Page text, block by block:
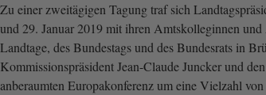
Zu einer zweitägigen Tagung traf sich
und 29. Januar 2019 mit ihren Amtskolleginnen
Landtage, des Bundestags und des Bundesrats in
Kommissionspräsident Jean-Claude Juncker und
anberaumten Europakonferenz um eine Vielzahl